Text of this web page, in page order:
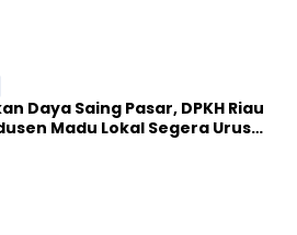
Daya Saing Pasar, DPKH Riau
Madu Lokal Segera Urus